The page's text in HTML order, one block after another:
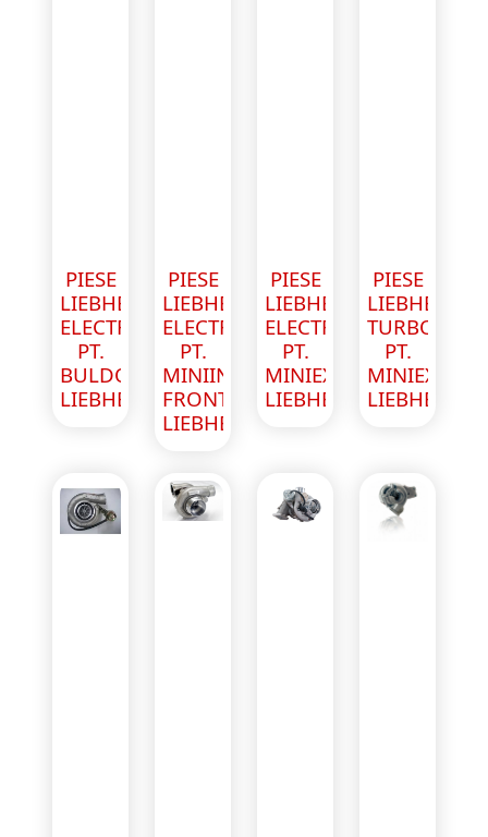
PIESE
LIEBHERR
ELECTROMOTOR
PT.
BULDOZER
LIEBHERR
PIESE
LIEBHERR
ELECTROMOTOR
PT.
MINIINCARCATOR
FRONTAL
LIEBHERR
PIESE
LIEBHERR
ELECTROMOTOR
PT.
MINIEXCAVATOR
LIEBHERR
PIESE
LIEBHERR
PT.
LIEBHERR